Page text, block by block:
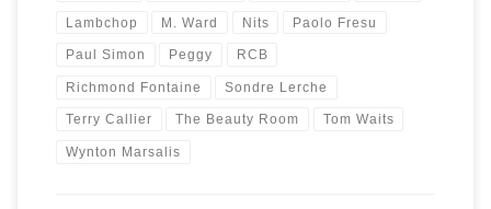
Lambchop M. Ward Nits Paolo Fresu
Paul Simon Peggy RCB
Richmond Fontaine Sondre Lerche
Terry Callier The Beauty Room Tom Waits
Wynton Marsalis